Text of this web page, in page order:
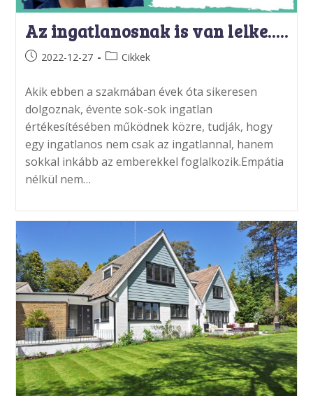
Az ingatlanosnak is van lelke…..
Post2022-12-27
PostCikkek
Akik ebben a szakmában évek óta sikeresen
dolgoznak, évente sok-sok ingatlan
értékesítésében működnek közre, tudják, hogy
egy ingatlanos nem csak az ingatlannal, hanem
sokkal inkább az emberekkel foglalkozik.Empátia
nélkül nem…